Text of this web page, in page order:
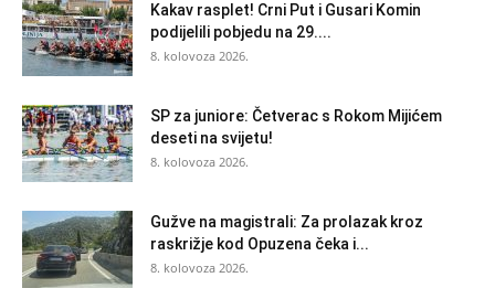
Kakav rasplet! Crni Put i Gusari Komin
podijelili pobjedu na 29....
8. kolovoza 2026.
SP za juniore: Četverac s Rokom Mijićem
deseti na svijetu!
8. kolovoza 2026.
Gužve na magistrali: Za prolazak kroz
raskrižje kod Opuzena čeka i...
8. kolovoza 2026.